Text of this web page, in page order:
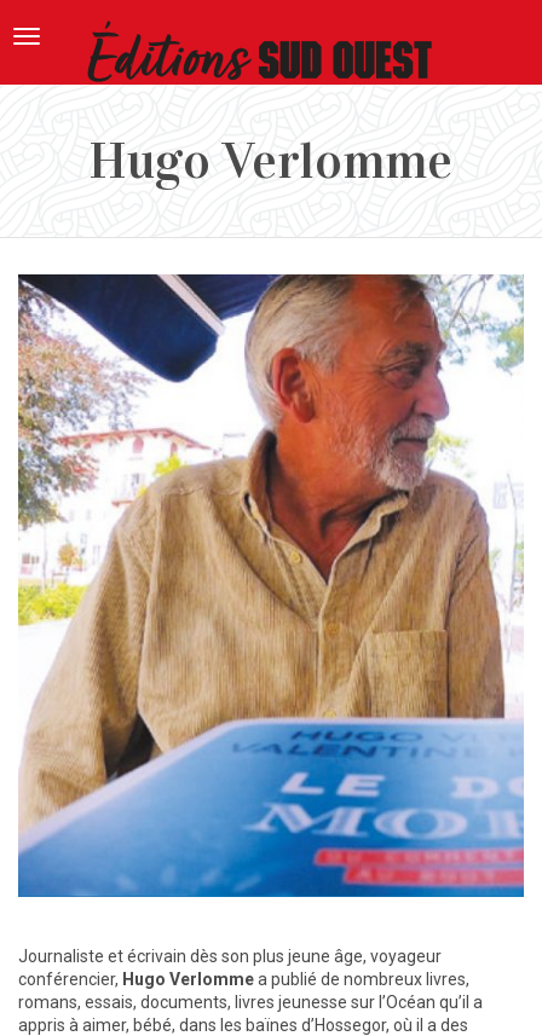
Toggle
navigation
Hugo Verlomme
Journaliste et écrivain dès son plus jeune âge, voyageur
conférencier, Hugo Verlommea publié de nombreux livres,
romans, essais, documents, livres jeunesse sur l’Océan qu’il a
appris à aimer, bébé, dans les baïnes d’Hossegor, où il a des